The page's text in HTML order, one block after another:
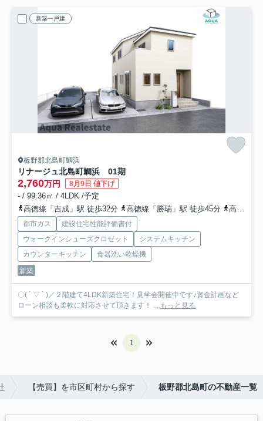
新築一戸建
板野郡北島町鯛浜
リナージュ北島町鯛浜 01期
2,760万円 8月9日 値下げ
- / 99.36㎡ / 4LDK /予定
高徳線「吉成」駅 徒歩32分
高徳線「勝瑞」駅 徒歩45分 高徳線「佐古」駅 徒歩63分
都市ガス
建設住宅性能評価書付
ウォークインシューズクロゼット
システムキッチン
カウンターキッチン
食器洗い乾燥機
新築
〇( ´ ▽ ` )／２階建て4LDK新築住宅！見学会開催中です♪資金計画など
ローン相談も柔軟に対応させて頂きます！ ... もっと見る
1
【売買】を市区町村から探す 板野郡北島町の不動産一覧